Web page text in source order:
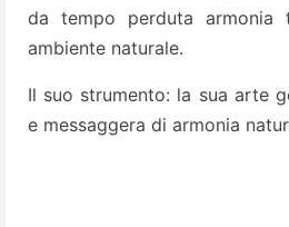
da tempo perduta armonia
ambiente naturale.
Il suo strumento: la sua arte
e messaggera di armonia